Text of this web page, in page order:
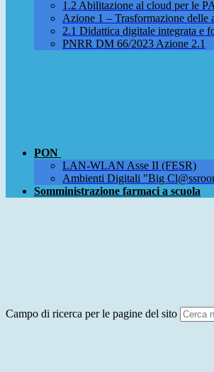
1.2 Abilitazione al cloud per le
Azione 1 – Trasformazione
2.1 Didattica digitale integrata e
PNRR DM 66/2023 Azione 2.1
PON
LAN-WLAN Asse II (FESR)
Ambienti Digitali "Big
Somministrazione farmaci a scuola
Campo di ricerca per le pagine del sito